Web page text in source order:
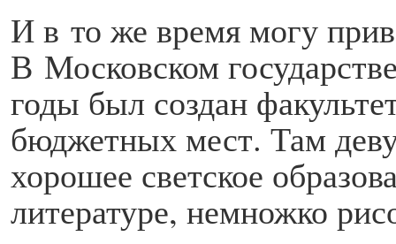
И в то же время могу
В Московском
годы был создан
бюджетных мест. Там
хорошее светское
литературе, немножко